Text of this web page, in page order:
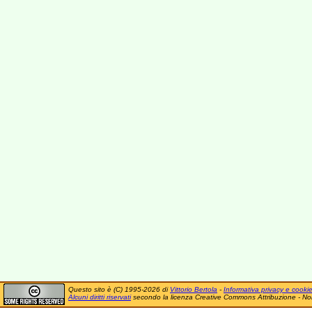
Questo sito è (C) 1995-2026 di Vittorio Bertola - Informativa privacy e cookie
Alcuni diritti riservatisecondo la licenza Creative Commons Attribuzione -